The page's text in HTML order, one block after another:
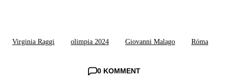
Virginia Raggi olimpia 2024 Giovanni Malago Róma
0 KOMMENT